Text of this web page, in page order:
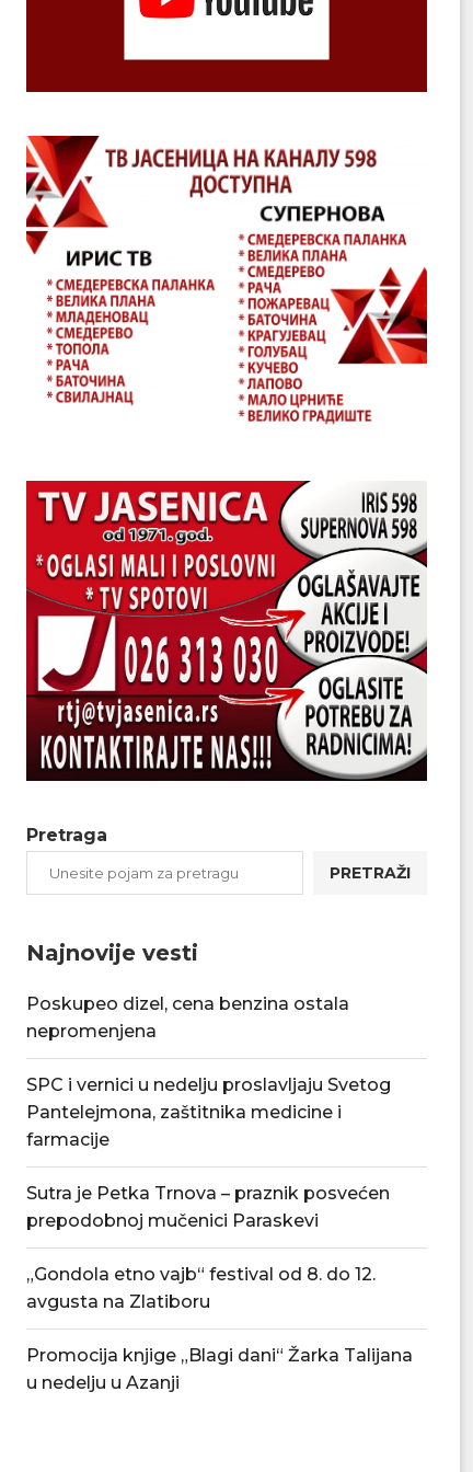
Tradicionalna Azanjska pogačijada
07/08/2026
Pretraga
PRETRAŽI
Najnovije vesti
Poskupeo dizel, cena benzina ostala
nepromenjena
SPC i vernici u nedelju proslavljaju Svetog
Pantelejmona, zaštitnika medicine i
farmacije
Sutra je Petka Trnova – praznik posvećen
prepodobnoj mučenici Paraskevi
„Gondola etno vajb“ festival od 8. do 12.
avgusta na Zlatiboru
Promocija knjige „Blagi dani“ Žarka Talijana
u nedelju u Azanji